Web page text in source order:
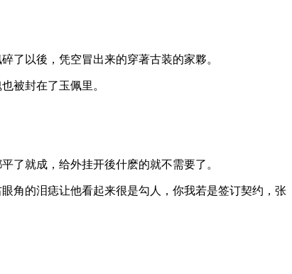
了以後，凭空冒出来的穿著古装的家夥。
被封在了玉佩里。
了就成，给外挂开後什麽的就不需要了。
角的泪痣让他看起来很是勾人，你我若是签订契约，张